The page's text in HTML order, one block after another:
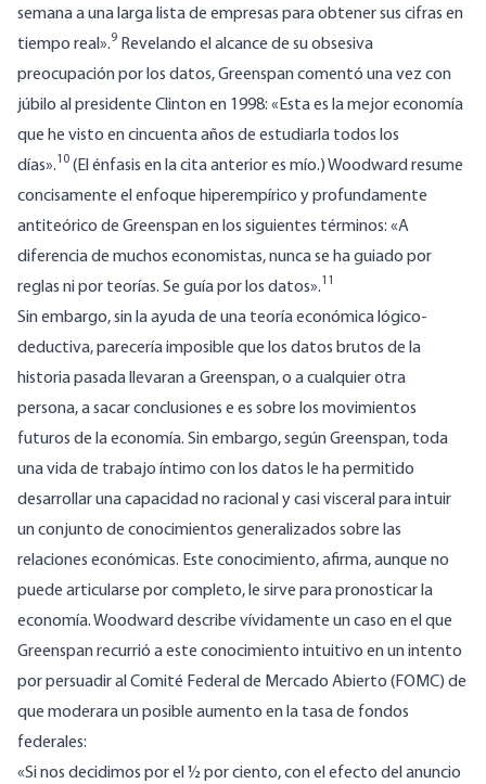
semana a una larga lista de empresas para obtener sus cifras en
tiempo real».9 Revelando el alcance de su obsesiva
preocupación por los datos, Greenspan comentó una vez con
júbilo al presidente Clinton en 1998: «Esta es la mejor economía
que he visto en cincuenta años de estudiarla todos los
días».10 (El énfasis en la cita anterior es mío.) Woodward resume
concisamente el enfoque hiperempírico y profundamente
antiteórico de Greenspan en los siguientes términos: «A
diferencia de muchos economistas, nunca se ha guiado por
reglas ni por teorías. Se guía por los datos».11
Sin embargo, sin la ayuda de una teoría económica lógico-
deductiva, parecería imposible que los datos brutos de la
historia pasada llevaran a Greenspan, o a cualquier otra
persona, a sacar conclusiones e es sobre los movimientos
futuros de la economía. Sin embargo, según Greenspan, toda
una vida de trabajo íntimo con los datos le ha permitido
desarrollar una capacidad no racional y casi visceral para intuir
un conjunto de conocimientos generalizados sobre las
relaciones económicas. Este conocimiento, afirma, aunque no
puede articularse por completo, le sirve para pronosticar la
economía. Woodward describe vívidamente un caso en el que
Greenspan recurrió a este conocimiento intuitivo en un intento
por persuadir al Comité Federal de Mercado Abierto (FOMC) de
que moderara un posible aumento en la tasa de fondos
federales:
«Si nos decidimos por el ½ por ciento, con el efecto del anuncio